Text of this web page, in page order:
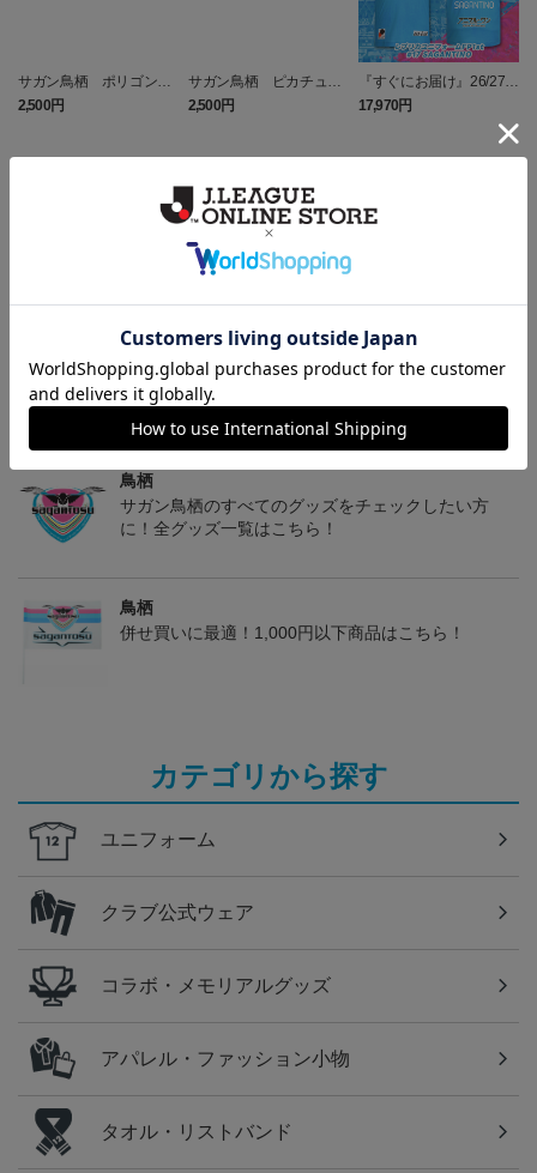
サガン鳥栖 ポリゴンZ
タオルマフラー
2,500円
サガン鳥栖 ピカチュウ
タオルマフラー
2,500円
『すぐにお届け』26/27レ
プリカユニフォームFP1st
No.17 SAGANTINO
17,970円
ユニフォームはこちらをチェック♪
ニューバランスコラボグッズはこちら♪
鳥栖
サガン鳥栖のすべてのグッズをチェックしたい方
に！全グッズ一覧はこちら！
鳥栖
併せ買いに最適！1,000円以下商品はこちら！
カテゴリから探す
ユニフォーム
クラブ公式ウェア
コラボ・メモリアルグッズ
アパレル・ファッション小物
タオル・リストバンド